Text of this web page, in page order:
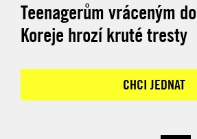
Teenagerům vráceným
Koreje hrozí kruté tresty
CHCI JEDNAT